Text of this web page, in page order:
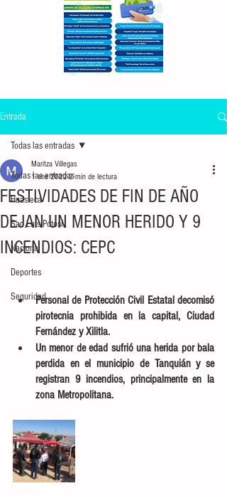
Entrada
Todas las entradas
Huasteca
San Luis Potosí
Nacional
Deportes
Seguridad
Todas las entradas
FESTIVIDADES DE FIN DE AÑO
DEJAN UN MENOR HERIDO Y 9
INCENDIOS: CEPC
Maritza Villegas
1 ene 20222 min de lectura
Personal de Protección Civil Estatal decomisó
pirotecnia prohibida en la capital, Ciudad
Fernández y Xilitla.
Un menor de edad sufrió una herida por bala
perdida en el municipio de Tanquián y se
registran 9 incendios, principalmente en la
zona Metropolitana.